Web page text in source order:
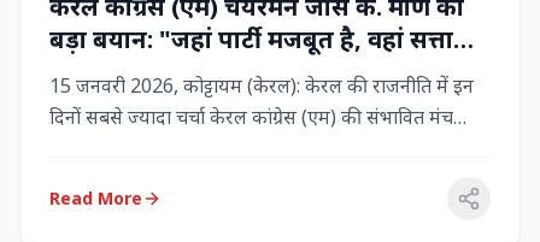
बड़ा बयान: "जहां पार्टी मजबूत है, वहां सत्ता
बनी रहेगी" – LDF के साथ बने रहने पर जोर
15 जनवरी 2026, कोट्टायम (केरल): केरल की राजनीति में इन
दिनों सबसे ज्यादा चर्चा केरल कांग्रेस (एम) की संभावित मंच
Read More